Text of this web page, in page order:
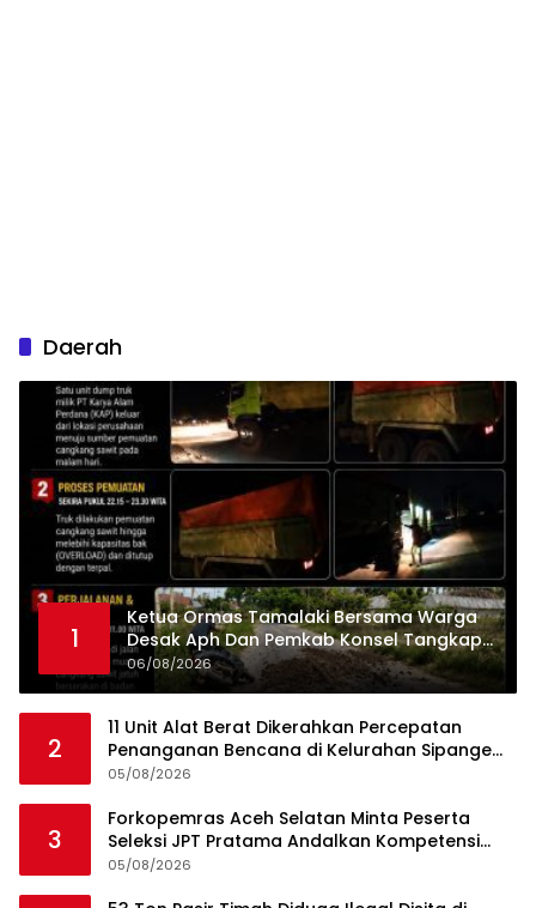
Daerah
1
Ketua Ormas Tamalaki Bersama Warga
Desak Aph Dan Pemkab Konsel Tangkap
Pelaku Angkut Cangkang Sawit Overload,
Truk PT KAP Melintas Jalan Umum
06/08/2026
2
11 Unit Alat Berat Dikerahkan Percepatan
Penanganan Bencana di Kelurahan Sipange
Kecamatan Tukka
05/08/2026
3
Forkopemras Aceh Selatan Minta Peserta
Seleksi JPT Pratama Andalkan Kompetensi
dan Integritas, Bukan Kedekatan
05/08/2026